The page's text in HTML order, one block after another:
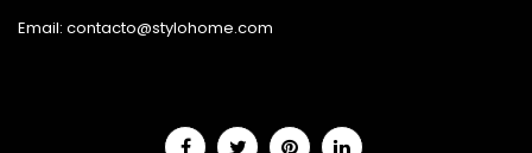
Email: contacto@stylohome.com